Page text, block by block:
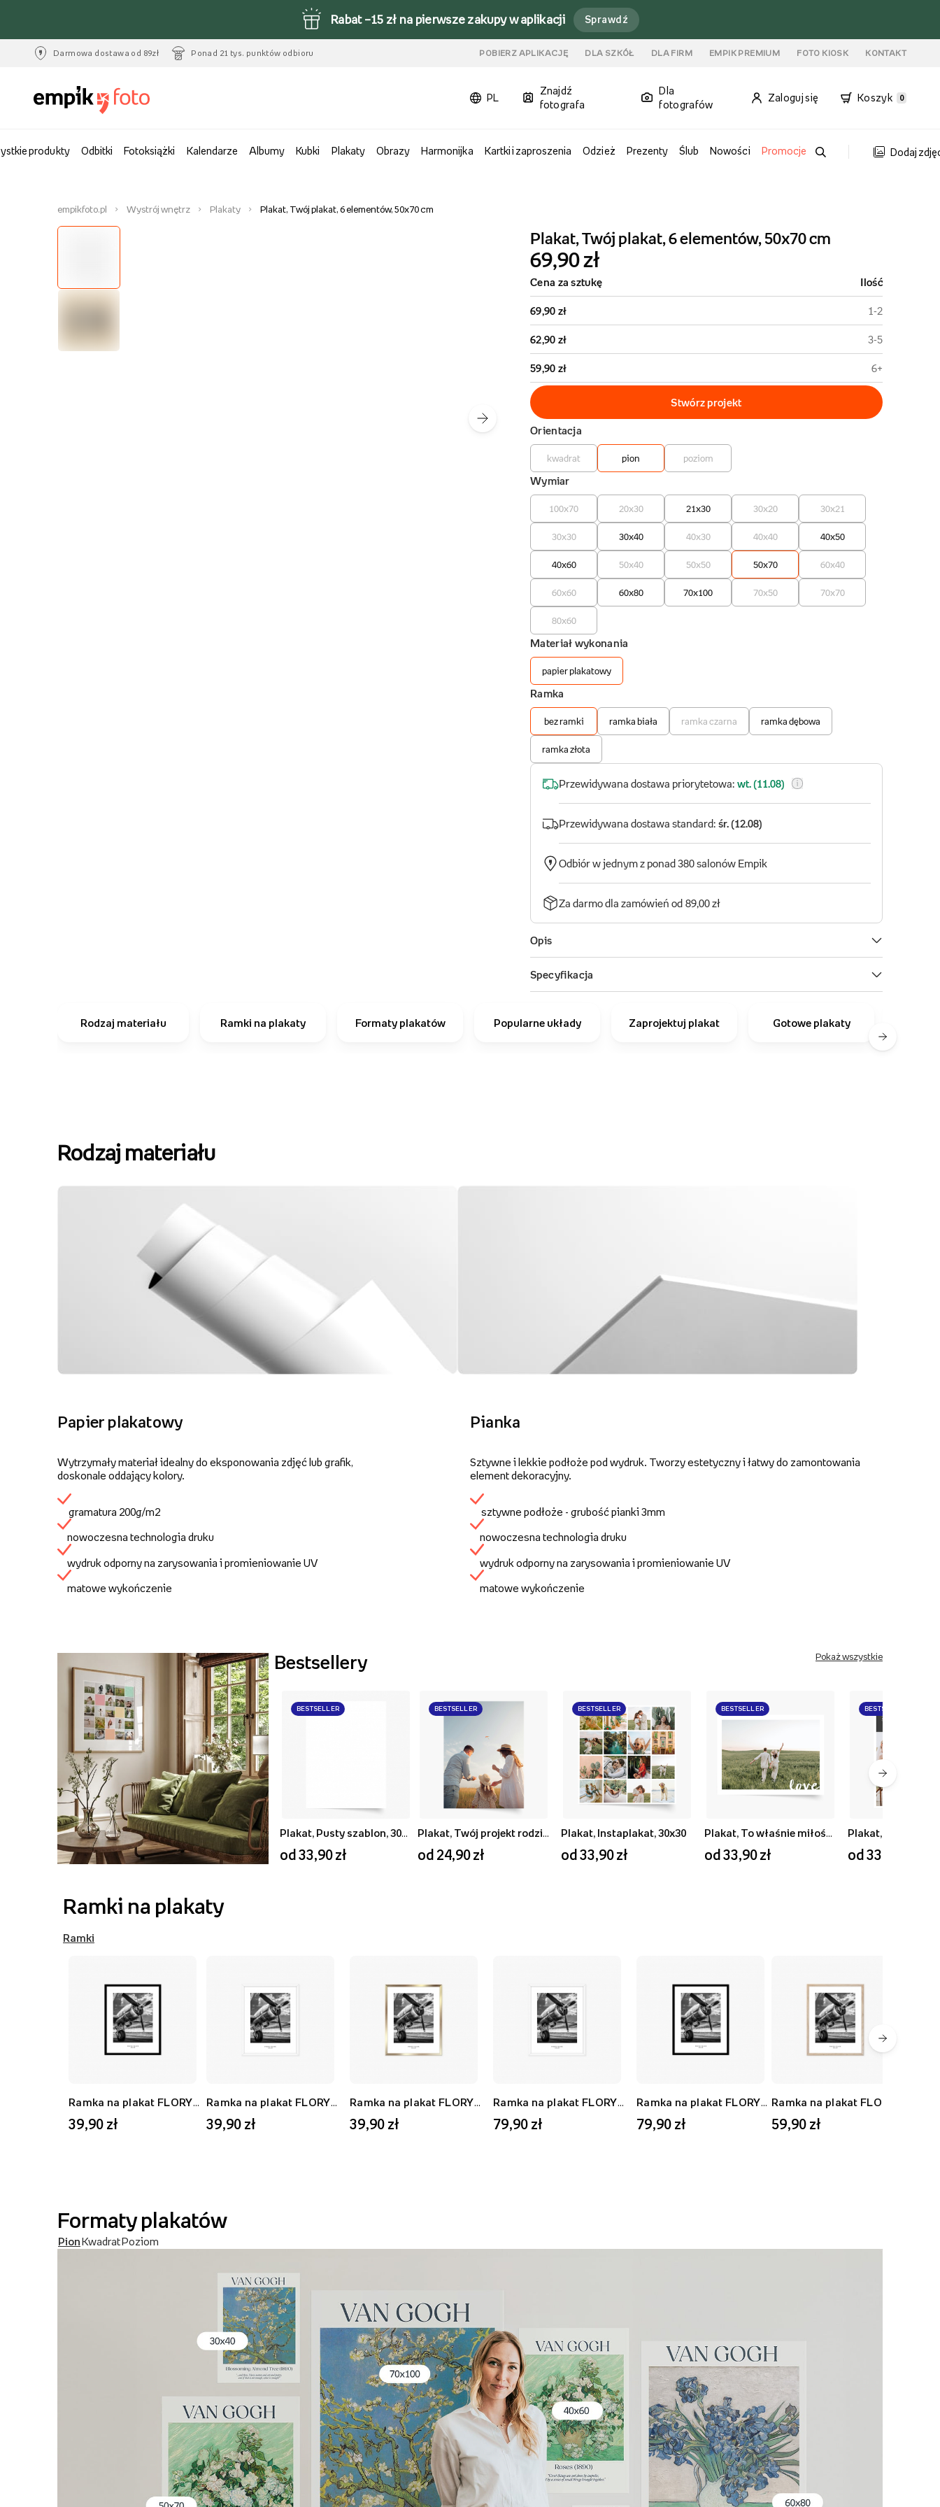
Rabat –15 zł na pierwsze zakupy w aplikacji Sprawdź
Darmowa dostawa od 89zł Ponad 21 tys. punktów odbioru POBIERZ APLIKACJĘ DLA SZKÓŁ DLA FIRM EMPIK PREMIUM FOTO KIOSK KONTAKT
PL
Znajdź
fotografa
Dla
fotografów
Zaloguj się Koszyk 0
produkty Odbitki Fotoksiążki Kalendarze Albumy Kubki Plakaty Obrazy Harmonijka Kartki i zaproszenia Odzież Prezenty Ślub Nowości Promocje Dodaj
empikfoto.pl Wystrój wnętrz Plakaty Plakat, Twój plakat, 6 elementów, 50x70 cm
Rodzaj materiału Ramki na plakaty Formaty plakatów Popularne układy Zaprojektuj plakat Gotowe plakaty
Rodzaj materiału
Papier plakatowy
Wytrzymały materiał idealny do eksponowania zdjęć lub grafik,
doskonale oddający kolory.
gramatura 200g/m2
nowoczesna technologia druku
wydruk odporny na zarysowania i promieniowanie UV
matowe wykończenie
Pianka
Sztywne i lekkie podłoże pod wydruk. Tworzy estetyczny i łatwy do zamontowania
element dekoracyjny.
sztywne podłoże - grubość pianki 3mm
nowoczesna technologia druku
wydruk odporny na zarysowania i promieniowanie UV
matowe wykończenie
Bestsellery Pokaż wszystkie
BESTSELLER
od 33,90 zł
BESTSELLER
od 24,90 zł
BESTSELLER
Plakat, Instaplakat, 30x30
od 33,90 zł
BESTSELLER
od 33,90 zł
BESTSELLER
od 33,90 zł
Ramki na plakaty
Ramki
39,90 zł 39,90 zł 39,90 zł 79,90 zł 79,90 zł 59,90 zł
Formaty plakatów
PionKwadratPoziom